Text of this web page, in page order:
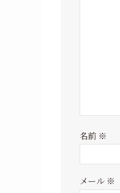
名前 ※
メール ※